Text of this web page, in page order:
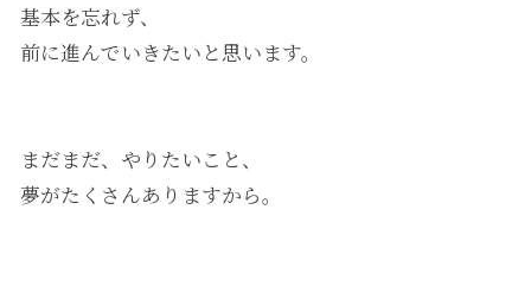
基本を忘れず、
前に進んでいきたいと思います。
まだまだ、やりたいこと、
夢がたくさんありますから。